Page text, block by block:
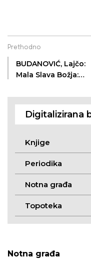
Prethodno
BUDANOVIĆ, Lajčo:
Mala Slava Božja:
Digitalizirana
Knjige
Periodika
Notna građa
Topoteka
Notna građa